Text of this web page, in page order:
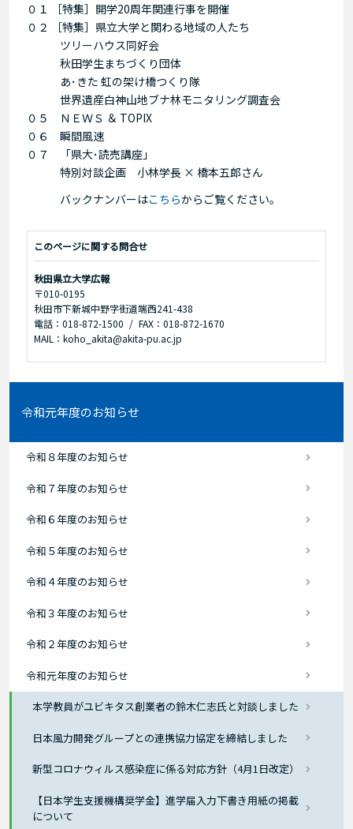
０１ ［特集］開学20周年関連行事を開催
０２ ［特集］県立大学と関わる地域の人たち
ツリーハウス同好会
秋田学生まちづくり団体
あ･きた 虹の架け橋つくり隊
世界遺産白神山地ブナ林モニタリング調査会
０５ ＮＥＷＳ ＆ TOPIX
０６ 瞬間風速
０７ 「県大･読売講座」
特別対談企画 小林学長 × 橋本五郎さん
バックナンバーはこちらからご覧ください。
このページに関する問合せ
秋田県立大学広報
〒010-0195
秋田市下新城中野字街道端西241-438
電話：018-872-1500
FAX：018-872-1670
MAIL：koho_akita@akita-pu.ac.jp
令和元年度のお知らせ
令和８年度のお知らせ
令和７年度のお知らせ
令和６年度のお知らせ
令和５年度のお知らせ
令和４年度のお知らせ
令和３年度のお知らせ
令和２年度のお知らせ
令和元年度のお知らせ
本学教員がユビキタス創業者の鈴木仁志氏と対談しました
日本風力開発グループとの連携協力協定を締結しました
新型コロナウィルス感染症に係る対応方針（4月1日改定）
【日本学生支援機構奨学金】進学届入力下書き用紙の掲載
について